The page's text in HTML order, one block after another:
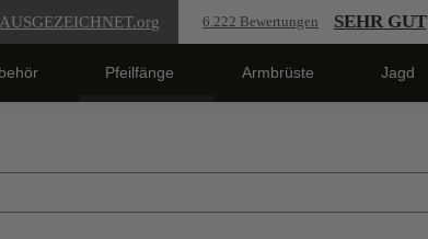
AUSGEZEICHNET.org 6.222 Bewertungen SEHR GUT
Pfeilfänge Armbrüste Jagd